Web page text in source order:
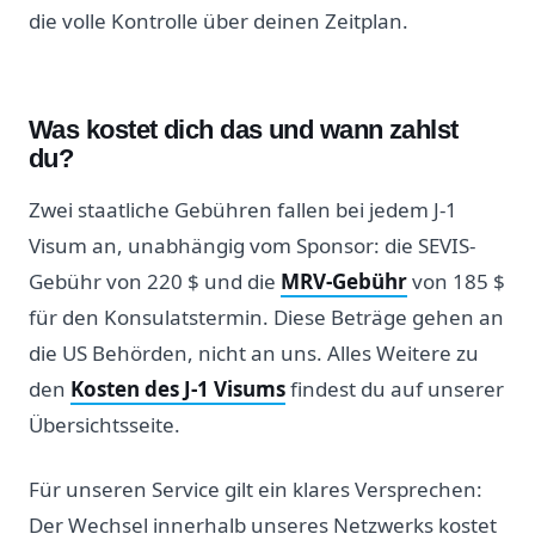
die volle Kontrolle über deinen Zeitplan.
Was kostet dich das und wann zahlst
du?
Zwei staatliche Gebühren fallen bei jedem J-1
Visum an, unabhängig vom Sponsor: die SEVIS-
Gebühr von 220 $ und die MRV-Gebührvon 185 $
für den Konsulatstermin. Diese Beträge gehen an
die US Behörden, nicht an uns. Alles Weitere zu
den Kosten des J-1 Visumsfindest du auf unserer
Übersichtsseite.
Für unseren Service gilt ein klares Versprechen:
Der Wechsel innerhalb unseres Netzwerks kostet